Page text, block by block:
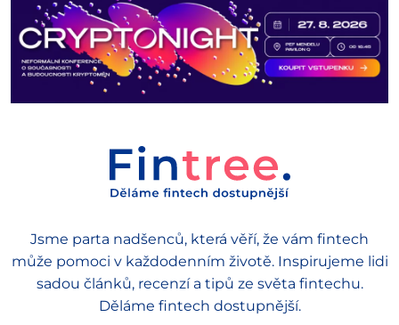
Jsme parta nadšenců, která věří, že vám fintech
může pomoci v každodenním životě. Inspirujeme lidi
sadou článků, recenzí a tipů ze světa fintechu.
Děláme fintech dostupnější.